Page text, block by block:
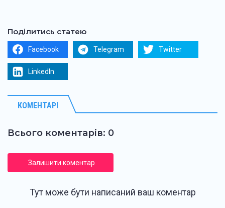
Поділитись статею
Facebook Telegram Twitter
LinkedIn
КОМЕНТАРІ
Всього коментарів: 0
Залишити коментар
Тут може бути написаний ваш коментар